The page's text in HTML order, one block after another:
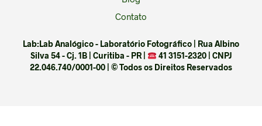
Contato
Lab:Lab Analógico - Laboratório Fotográfico | Rua Albino
Silva 54 - Cj. 1B | Curitiba - PR |
41 3151-2320 | CNPJ
22.046.740/0001-00 | © Todos os Direitos Reservados